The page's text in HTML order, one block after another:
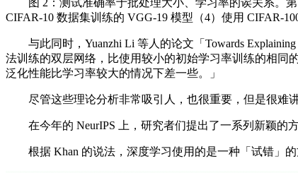
图 2：测试准确率于批处理大小、学习率的诶关系。第
CIFAR-10 数据集训练的 VGG-19 模型（4）使用 CIFAR-
与此同时，Yuanzhi Li 等人的论文「Towards Explaining
法训练的双层网络，比使用较小的初始学习率训练的相同
泛化性能比学习率较大的情况下差一些。」
尽管这些理论分析非常吸引人，也很重要，但是很难讲
在今年的 NeurIPS 上，研究者们提出了一系列新颖的方
根据 Khan 的说法，深度学习使用的是一种「试错」的